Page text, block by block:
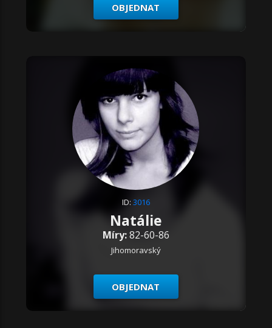
OBJEDNAT
ID: 3016
Natálie
Míry:82-60-86
Jihomoravský
OBJEDNAT